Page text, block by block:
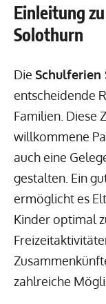
Einleitung
Solothurn
Die Schulferien
entscheidende
Familien. Diese
willkommene
auch eine
gestalten. Ein
ermöglicht es
Kinder optimal
zahlreiche